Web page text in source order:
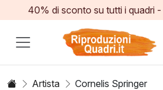
40% di sconto su tutti i quadri
Artista Cornelis Springer